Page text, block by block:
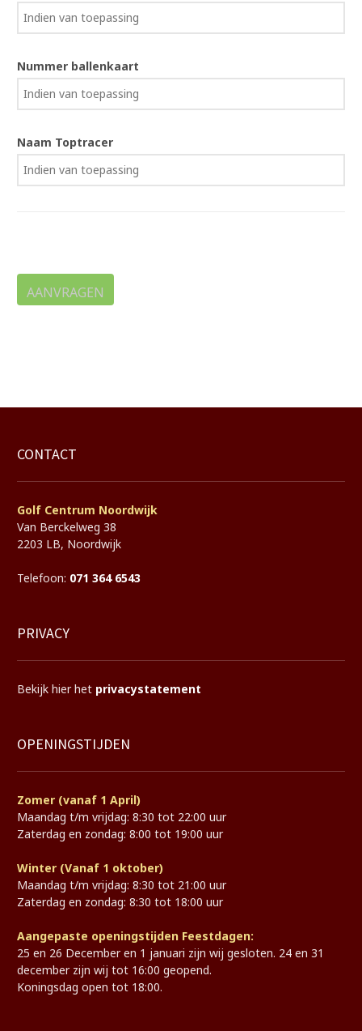
Nummer ballenkaart
Naam Toptracer
AANVRAGEN
CONTACT
Golf Centrum Noordwijk
Van Berckelweg 38
2203 LB, Noordwijk
Telefoon: 071 364 6543
PRIVACY
Bekijk hier het privacystatement
OPENINGSTIJDEN
Zomer (vanaf 1 April)
Maandag t/m vrijdag: 8:30 tot 22:00 uur
Zaterdag en zondag: 8:00 tot 19:00 uur
Winter (Vanaf 1 oktober)
Maandag t/m vrijdag: 8:30 tot 21:00 uur
Zaterdag en zondag: 8:30 tot 18:00 uur
Aangepaste openingstijden Feestdagen:
25 en 26 December en 1 januari zijn wij gesloten. 24 en 31
december zijn wij tot 16:00 geopend.
Koningsdag open tot 18:00.